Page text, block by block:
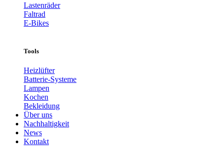
Lastenräder
Faltrad
E-Bikes
Tools
Heizlüfter
Batterie-Systeme
Lampen
Kochen
Bekleidung
Über uns
Nachhaltigkeit
News
Kontakt